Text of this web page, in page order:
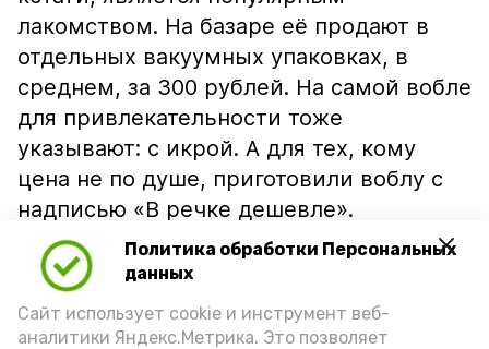
Политика обработки Персональных
данных
Сайт использует cookie и инструмент веб-
аналитики Яндекс.Метрика. Это позволяет
лакомством. На базаре её продают в
отдельных вакуумных упаковках, в
среднем, за 300 рублей. На самой вобле
для привлекательности тоже
указывают: с икрой. А для тех, кому
цена не по душе, приготовили воблу с
надписью «В речке дешевле».